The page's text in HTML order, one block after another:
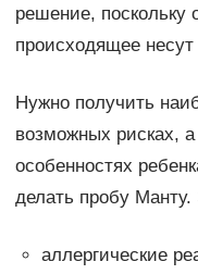
решение, поскольку
происходящее несут
Нужно получить
возможных рисках,
особенностях
делать пробу
аллергические